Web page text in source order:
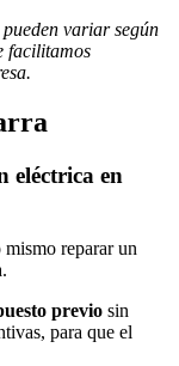
variar según
facilitamos
eléctrica en
reparar un
previo sin
para que el